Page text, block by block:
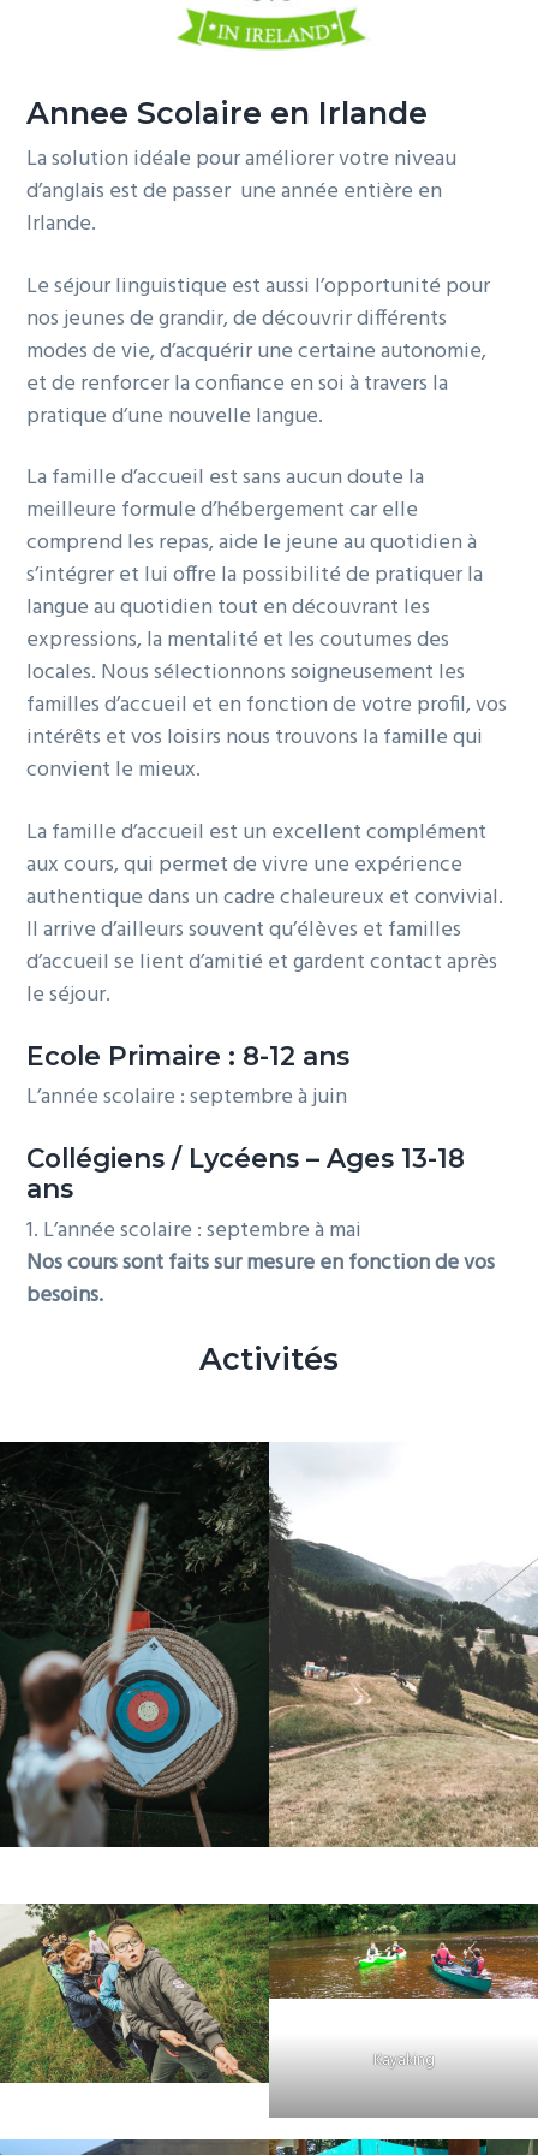
Annee Scolaire en Irlande
La solution idéale pour améliorer votre niveau
d’anglais est de passer une année entière en
Irlande.
Le séjour linguistique est aussi l’opportunité pour
nos jeunes de grandir, de découvrir différents
modes de vie, d’acquérir une certaine autonomie,
et de renforcer la confiance en soi à travers la
pratique d’une nouvelle langue.
La famille d’accueil est sans aucun doute la
meilleure formule d’hébergement car elle
comprend les repas, aide le jeune au quotidien à
s’intégrer et lui offre la possibilité de pratiquer la
langue au quotidien tout en découvrant les
expressions, la mentalité et les coutumes des
locales. Nous sélectionnons soigneusement les
familles d’accueil et en fonction de votre profil, vos
intérêts et vos loisirs nous trouvons la famille qui
convient le mieux.
La famille d’accueil est un excellent complément
aux cours, qui permet de vivre une expérience
authentique dans un cadre chaleureux et convivial.
Il arrive d’ailleurs souvent qu’élèves et familles
d’accueil se lient d’amitié et gardent contact après
le séjour.
Ecole Primaire : 8-12 ans
L’année scolaire : septembre à juin
Collégiens / Lycéens – Ages 13-18
ans
1. L’année scolaire : septembre à mai
Nos cours sont faits sur mesure en fonction de vos
besoins.
Activités
Kayaking